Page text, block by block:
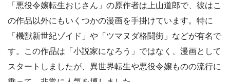
「悪役令嬢転生おじさん」の原作者は上山道郎で、彼はこ
の作品以外にもいくつかの漫画を手掛けています。特に
「機獣新世紀ゾイド」や「ツマヌダ格闘街」などが有名で
す。この作品は「小説家になろう」ではなく、漫画として
スタートしましたが、異世界転生や悪役令嬢ものの流行に